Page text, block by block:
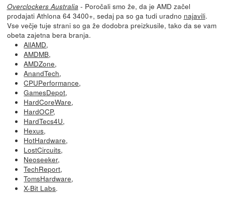
Overclockers Australia - Poročali smo že, da je AMD začel
prodajati Athlona 64 3400+, sedaj pa so ga tudi uradno najavili.
Vse večje tuje strani so ga že dodobra preizkusile, tako da se vam
obeta zajetna bera branja.
AllAMD,
AMDMB,
AMDZone,
AnandTech,
CPUPerformance,
GamesDepot,
HardCoreWare,
HardOCP,
HardTecs4U,
Hexus,
HotHardware,
LostCircuits,
Neoseeker,
TechReport,
TomsHardware,
X-Bit Labs.